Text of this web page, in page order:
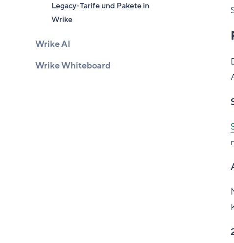
Legacy-Tarife und Pakete in
Wrike
Wrike AI
Wrike Whiteboard